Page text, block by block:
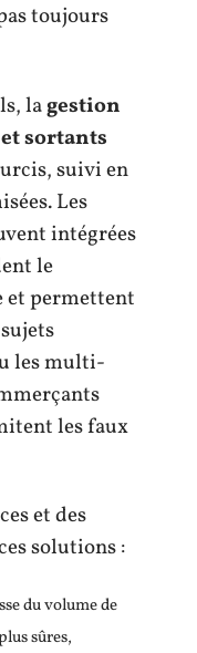
toujours
lagestion
sortants
suivi en
Les
intégrées
le
et permettent
les multi-
les faux
et des
solutions :
du volume de
sûres,